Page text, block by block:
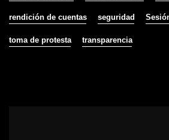
rendición de cuentas seguridad
toma de protesta transparencia